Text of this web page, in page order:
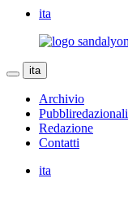
ita
ita
Archivio
Pubbliredazionali
Redazione
Contatti
ita